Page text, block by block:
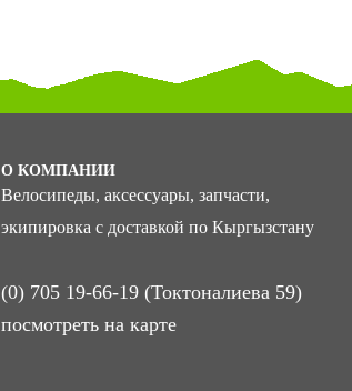
О КОМПАНИИ
Велосипеды, аксессуары, запчасти,
экипировка с доставкой по Кыргызстану
(0) 705 19-66-19 (Токтоналиева 59)
посмотреть на карте